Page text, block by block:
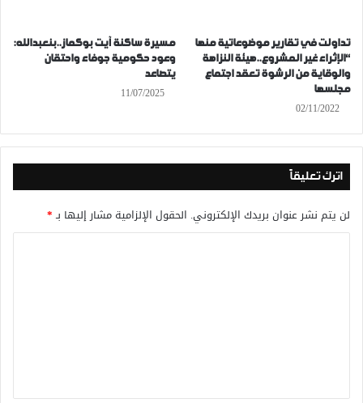
تداولت في تقارير موضوعاتية منها
“الإثراء غير المشروع..هيئة النزاهة
والوقاية من الرشوة تعقد اجتماع
مجلسها
02/11/2022
مسيرة ساكنة آيت بوكماز..بنعبدالله:
وعود حكومية جوفاء واحتقان
يتصاعد
11/07/2025
اترك تعليقاً
لن يتم نشر عنوان بريدك الإلكتروني. الحقول الإلزامية مشار إليها بـ*